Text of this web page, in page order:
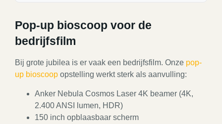
Pop-up bioscoop voor de
bedrijfsfilm
Bij grote jubilea is er vaak een bedrijfsfilm. Onze pop-
up bioscoop opstelling werkt sterk als aanvulling:
Anker Nebula Cosmos Laser 4K beamer (4K,
2.400 ANSI lumen, HDR)
150 inch opblaasbaar scherm